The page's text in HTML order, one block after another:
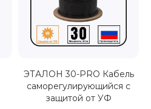
ЭТАЛОН 30-PRO Кабель
саморегулирующийся с
защитой от УФ